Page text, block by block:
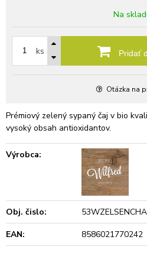
Na
ks Pridať
Otázka na
Prémiový zelený sypaný čaj v bio
vysoký obsah antioxidantov.
Výrobca:
Obj. čislo:
EAN:
8586021770242